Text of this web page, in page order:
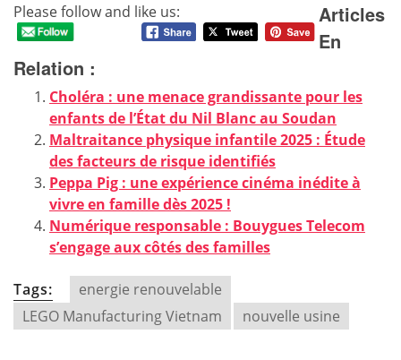
Please follow and like us:
Articles
En
Relation :
Choléra : une menace grandissante pour les
enfants de l’État du Nil Blanc au Soudan
Maltraitance physique infantile 2025 : Étude
des facteurs de risque identifiés
Peppa Pig : une expérience cinéma inédite à
vivre en famille dès 2025 !
Numérique responsable : Bouygues Telecom
s’engage aux côtés des familles
Tags:
energie renouvelable
LEGO Manufacturing Vietnam
nouvelle usine